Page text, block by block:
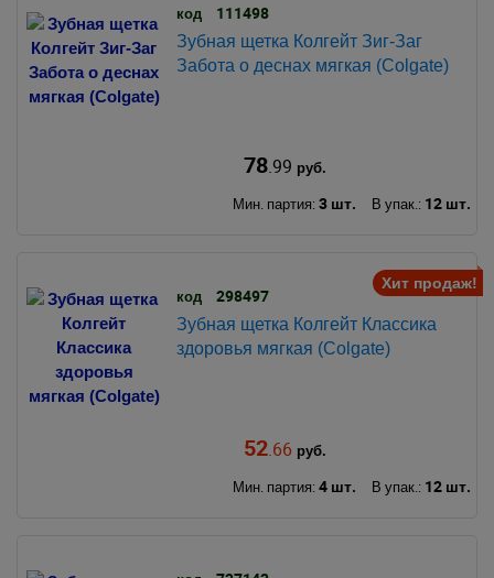
код 111498
Зубная щетка Колгейт Зиг-Заг
Забота о деснах мягкая (Colgate)
78.99 руб.
Мин. партия: 3 шт. В упак.: 12 шт.
Хит продаж!
код 298497
Зубная щетка Колгейт Классика
здоровья мягкая (Colgate)
52.66 руб.
Мин. партия: 4 шт. В упак.: 12 шт.